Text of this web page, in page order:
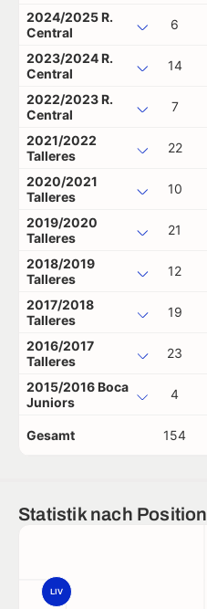
2024/2025 R.
Central
6
2023/2024 R.
Central
14
2022/2023 R.
Central
7
2021/2022
Talleres
22
2020/2021
Talleres
10
2019/2020
Talleres
21
2018/2019
Talleres
12
2017/2018
Talleres
19
2016/2017
Talleres
23
2015/2016 Boca
Juniors
4
Gesamt 154
Statistik nach Position
LIV